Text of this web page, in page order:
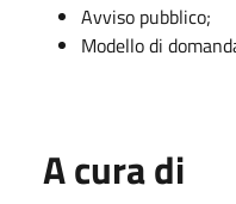
Avviso pubblico;
Modello di
A cura di